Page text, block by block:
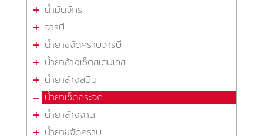
น้ำมันจักร
จารบี
น้ำยาขจัดคราบจารบี
น้ำยาล้างเช็ดสเตนเลส
น้ำยาล้างสนิม
น้ำยาเช็ดกระจก
น้ำยาล้างจาน
น้ำยาขจัดคราบ